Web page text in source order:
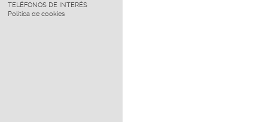
TELÉFONOS DE INTERÉS
Política de cookies